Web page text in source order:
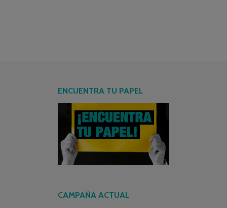
ENCUENTRA TU PAPEL
CAMPAÑA ACTUAL